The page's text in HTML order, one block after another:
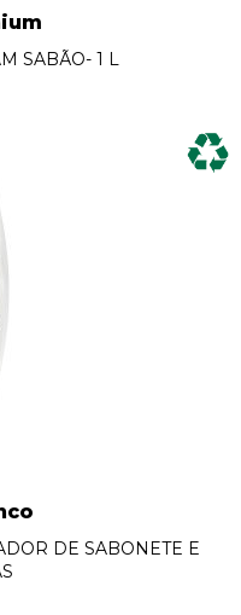
SABÃO- 1 L
DE SABONETE E